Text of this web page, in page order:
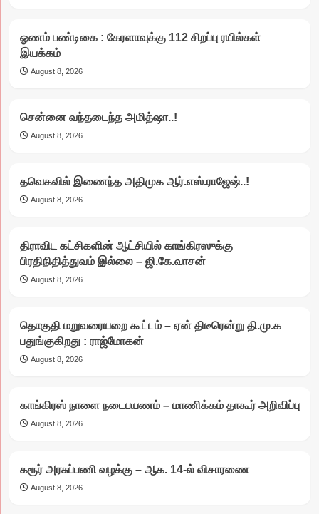
ஓணம் பண்டிகை : கேரளாவுக்கு 112 சிறப்பு ரயில்கள்
இயக்கம்
August 8, 2026
சென்னை வந்தடைந்த அமித்ஷா..!
August 8, 2026
தவெகவில் இணைந்த அதிமுக ஆர்.எஸ்.ராஜேஷ்..!
August 8, 2026
திராவிட கட்சிகளின் ஆட்சியில் காங்கிரஸுக்கு
பிரதிநிதித்துவம் இல்லை – ஜி.கே.வாசன்
August 8, 2026
தொகுதி மறுவரையறை கூட்டம் – ஏன் திடீரென்று தி.மு.க
பதுங்குகிறது : ராஜ்மோகன்
August 8, 2026
காங்கிரஸ் நாளை நடைபயணம் – மாணிக்கம் தாகூர் அறிவிப்பு
August 8, 2026
கரூர் அரசுப்பணி வழக்கு – ஆக. 14-ல் விசாரணை
August 8, 2026